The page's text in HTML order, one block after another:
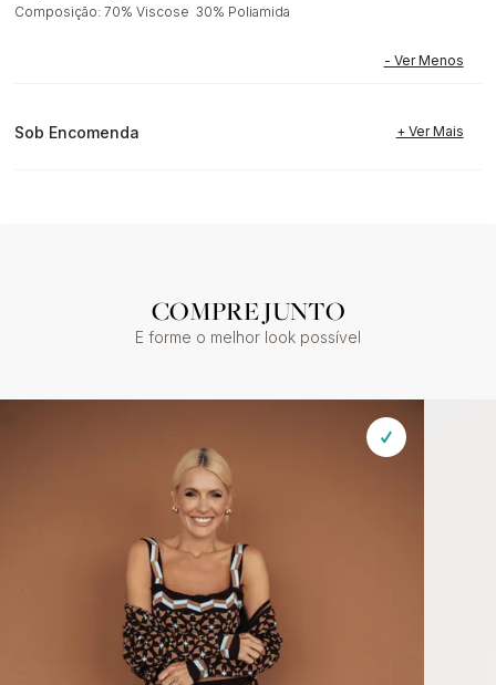
Composição: 70% Viscose 30% Poliamida
Sob Encomenda
COMPRE JUNTO
E forme o melhor look possível